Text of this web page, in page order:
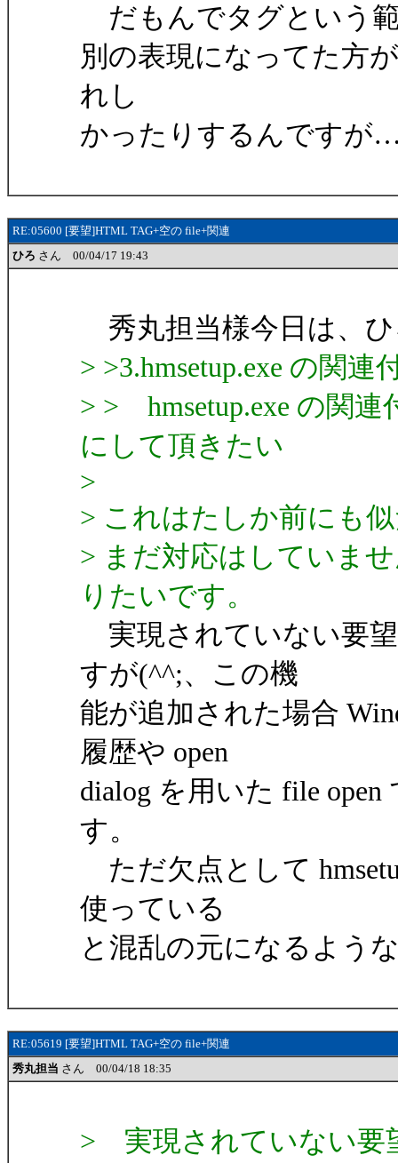
だもんでタグという
別の表現になってた方
れし
かったりするんです
RE:05600 [要望]HTML TAG+空の file+関連
ひろ さん 00/04/17 19:43
秀丸担当様今日は、
> >3.hmsetup.exe の関連
> > hmsetup.exe の関
にして頂きたい
>
> これはたしか前にも
> まだ対応はしていま
りたいです。
実現されていない要
すが(^^;、この機
能が追加された場合
履歴や open
dialog を用いた file
す。
ただ欠点として
使っている
と混乱の元になるよう
RE:05619 [要望]HTML TAG+空の file+関連
秀丸担当 さん 00/04/18 18:35
> 実現されていない要